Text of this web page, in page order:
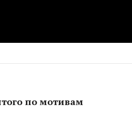
по мотивам